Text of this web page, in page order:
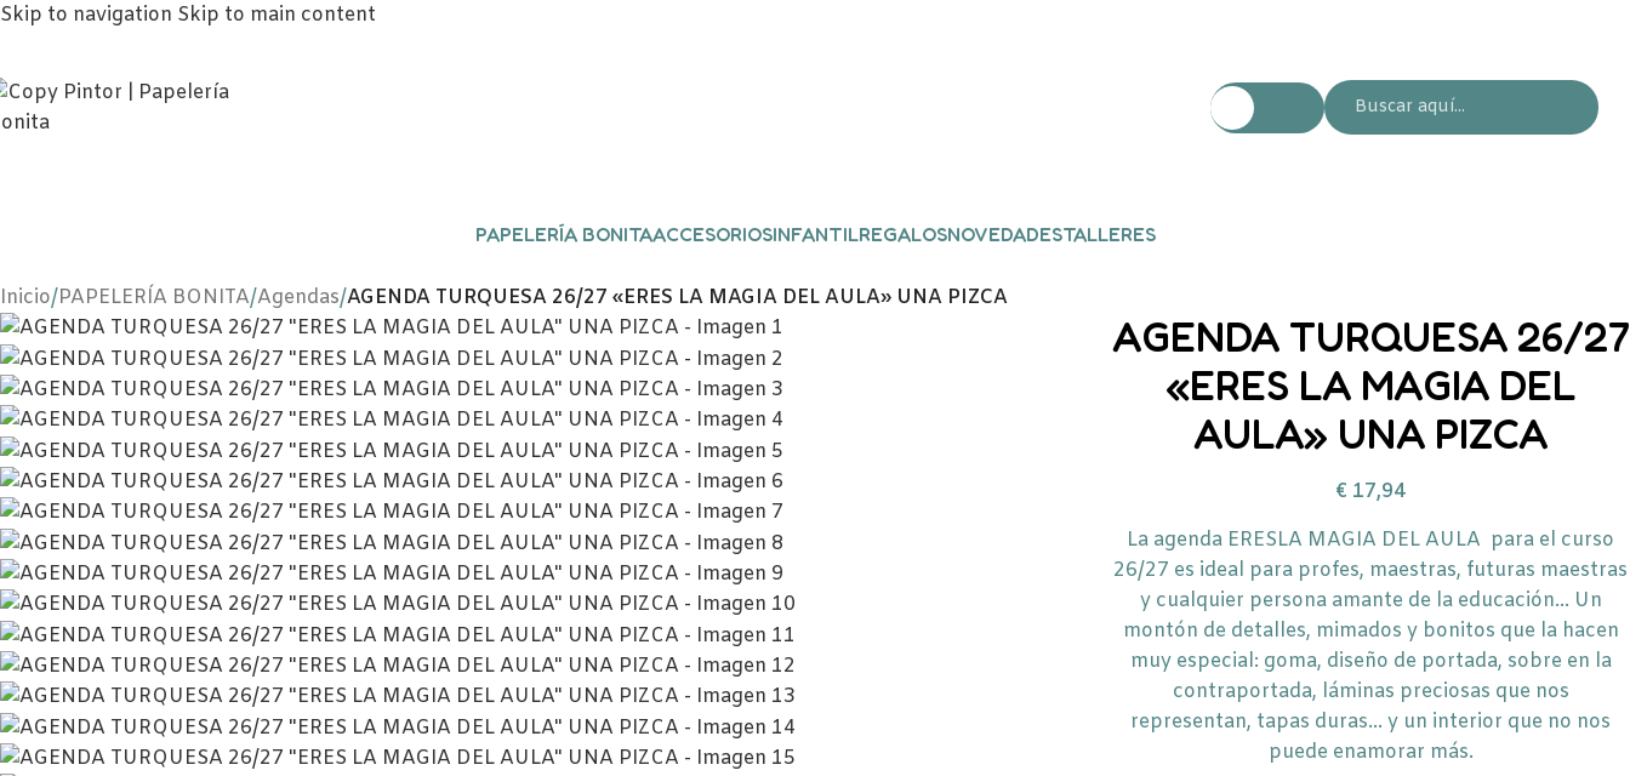
Skip to navigation Skip to main content
PAPELERÍA BONITAACCESORIOSINFANTILREGALOSNOVEDADESTALLERES
Inicio/PAPELERÍA BONITA/Agendas/AGENDA TURQUESA 26/27 «ERES LA MAGIA DEL AULA» UNA PIZCA
AGENDA TURQUESA 26/27
«ERES LA MAGIA DEL
AULA» UNA PIZCA
€ 17,94
La agenda ERESLA MAGIA DEL AULA para el curso
26/27 es ideal para profes, maestras, futuras maestras
y cualquier persona amante de la educación… Un
montón de detalles, mimados y bonitos que la hacen
muy especial: goma, diseño de portada, sobre en la
contraportada, láminas preciosas que nos
representan, tapas duras… y un interior que no nos
puede enamorar más.